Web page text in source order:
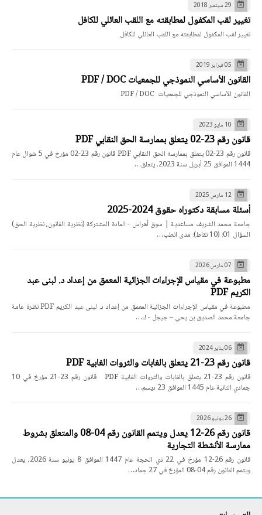
29 سبتمبر 2018
تغيير لقب المكفول لمطابقته مع اللقب العائلي للكافل
تغيير لقب المكفول لمطابقته مع اللقب العائلي للكافل
05 فبراير 2019
القانون الأساسي النموذجي للجمعيات PDF / DOC
القانون الأساسي النموذجي للجمعيات PDF / DOC
10 مايو 2023
قانون رقم 23-02 يتعلق بممارسة الحق النقابي PDF
قانون رقم 23-02 يتعلق بممارسة الحق النقابي PDF قانون رقم 23-02 مؤرخ في 5 شوال عام
1444 الموافق 25 أبريل سنة 2023، يتعلق…
12 مارس 2025
أسئلة مسابقة دكتوراه حقوق 2024-2025
جامعة محمد الشريف مساعدية | سوق أهراس - المادة المشتركة (نظرية القانون، نظرية الحق)
السؤال 01: (10 نقاط): مدى انطب…
07 مارس 2026
مطبوعة في مقياس الإجراءات الجزائية المعمق من إعداد د. لبنى عبد
الكريم PDF
مطبوعة في مقياس الإجراءات الجزائية المعمق من إعداد د. لبنى عبد الكريم PDF نظرة عامة
جامعة محمد الصديق بن يحي – جيجل - ك…
06 يناير 2024
قانون رقم 23-21 يتعلق بالغابات والثروات الغابية PDF
قانون رقم 23-21 يتعلق بالغابات والثروات الغابية PDF قانون رقم 23-21 مؤرخ في 10
جمادي الثانية عام 1445 الموافق 23 ديسم…
26 يونيو 2026
قانون رقم 26-12 يعدل ويتمم القانون رقم 04-08 والمتعلق بشروط
ممارسة الأنشطة التجارية
قانون رقم 26-12 مؤرخ في 22 ذي الحجة عام 1447 الموافق 8 يونيو سنة 2026، يعدل
ويتمم القانون رقم 04-08 المؤرخ في 27 جماد…